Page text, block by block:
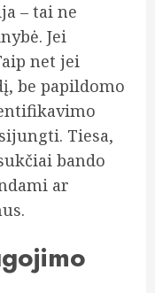
– tai ne
Jei
net jei
be papildomo
Tiesa,
bando
ar